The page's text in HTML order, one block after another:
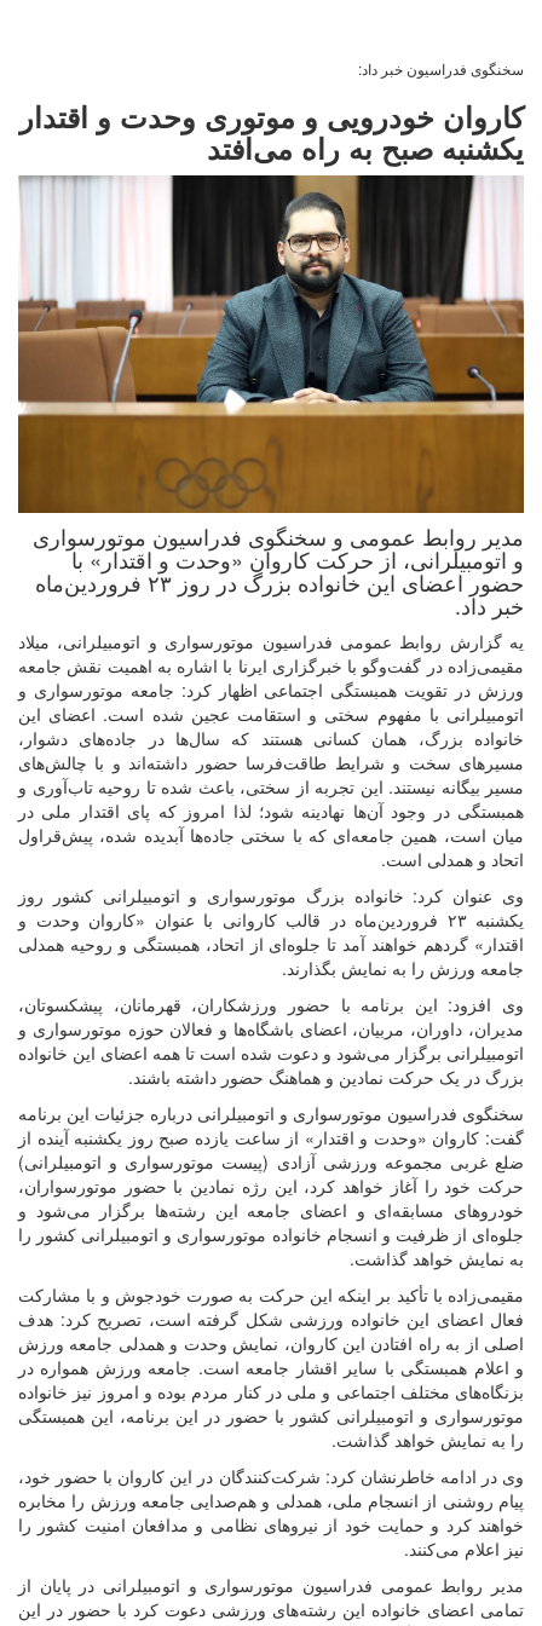
سخنگوی فدراسیون خبر داد:
کاروان خودرویی و موتوری وحدت و اقتدار
یکشنبه صبح به راه می‌افتد
مدیر روابط عمومی و سخنگوی فدراسیون موتورسواری
و اتومبیلرانی، از حرکت کاروان «وحدت و اقتدار» با
حضور اعضای این خانواده بزرگ در روز ۲۳ فروردین‌ماه
خبر داد.
یه گزارش روابط عمومی فدراسیون موتورسواری و اتومبیلرانی، میلاد
مقیمی‌زاده در گفت‌وگو با خبرگزاری ایرنا با اشاره به اهمیت نقش جامعه
ورزش در تقویت همبستگی اجتماعی اظهار کرد: جامعه موتورسواری و
اتومبیلرانی با مفهوم سختی و استقامت عجین شده است. اعضای این
خانواده بزرگ، همان کسانی هستند که سال‌ها در جاده‌های دشوار،
مسیرهای سخت و شرایط طاقت‌فرسا حضور داشته‌اند و با چالش‌های
مسیر بیگانه نیستند. این تجربه از سختی، باعث شده تا روحیه تاب‌آوری و
همبستگی در وجود آن‌ها نهادینه شود؛ لذا امروز که پای اقتدار ملی در
میان است، همین جامعه‌ای که با سختی جاده‌ها آبدیده شده، پیش‌قراول
اتحاد و همدلی است.
وی عنوان کرد: خانواده بزرگ موتورسواری و اتومبیلرانی کشور روز
یکشنبه ۲۳ فروردین‌ماه در قالب کاروانی با عنوان «کاروان وحدت و
اقتدار» گردهم خواهند آمد تا جلوه‌ای از اتحاد، همبستگی و روحیه همدلی
جامعه ورزش را به نمایش بگذارند.
وی افزود: این برنامه با حضور ورزشکاران، قهرمانان، پیشکسوتان،
مدیران، داوران، مربیان، اعضای باشگاه‌ها و فعالان حوزه موتورسواری و
اتومبیلرانی برگزار می‌شود و دعوت شده است تا همه اعضای این خانواده
بزرگ در یک حرکت نمادین و هماهنگ حضور داشته باشند.
سخنگوی فدراسیون موتورسواری و اتومبیلرانی درباره جزئیات این برنامه
گفت: کاروان «وحدت و اقتدار» از ساعت یازده صبح روز یکشنبه آینده از
ضلع غربی مجموعه ورزشی آزادی (پیست موتورسواری و اتومبیلرانی)
حرکت خود را آغاز خواهد کرد، این رژه نمادین با حضور موتورسواران،
خودروهای مسابقه‌ای و اعضای جامعه این رشته‌ها برگزار می‌شود و
جلوه‌ای از ظرفیت و انسجام خانواده موتورسواری و اتومبیلرانی کشور را
به نمایش خواهد گذاشت.
مقیمی‌زاده با تأکید بر اینکه این حرکت به صورت خودجوش و با مشارکت
فعال اعضای این خانواده ورزشی شکل گرفته است، تصریح کرد: هدف
اصلی از به راه افتادن این کاروان، نمایش وحدت و همدلی جامعه ورزش
و اعلام همبستگی با سایر اقشار جامعه است. جامعه ورزش همواره در
بزنگاه‌های مختلف اجتماعی و ملی در کنار مردم بوده و امروز نیز خانواده
موتورسواری و اتومبیلرانی کشور با حضور در این برنامه، این همبستگی
را به نمایش خواهد گذاشت.
وی در ادامه خاطرنشان کرد: شرکت‌کنندگان در این کاروان با حضور خود،
پیام روشنی از انسجام ملی، همدلی و هم‌صدایی جامعه ورزش را مخابره
خواهند کرد و حمایت خود از نیروهای نظامی و مدافعان امنیت کشور را
نیز اعلام می‌کنند.
مدیر روابط عمومی فدراسیون موتورسواری و اتومبیلرانی در پایان از
تمامی اعضای خانواده این رشته‌های ورزشی دعوت کرد با حضور در این